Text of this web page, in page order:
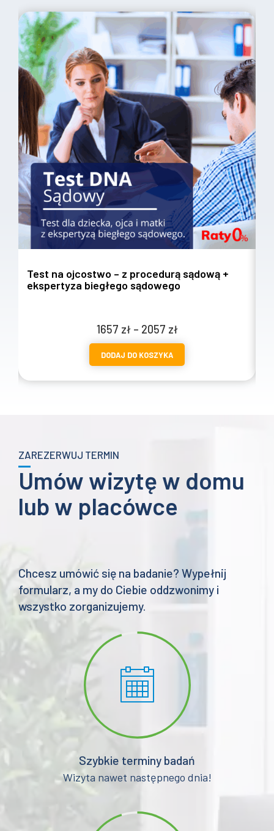
Test na ojcostwo – z procedurą sądową +
ekspertyza biegłego sądowego
1657 zł – 2057 złZakres
cen:
DODAJ DO KOSZYKA
ZAREZERWUJ TERMIN
Umów wizytę w domu
lub w placówce
Chcesz umówić się na badanie? Wypełnij
formularz, a my do Ciebie oddzwonimy i
wszystko zorganizujemy.
Szybkie terminy badań
Wizyta nawet następnego dnia!